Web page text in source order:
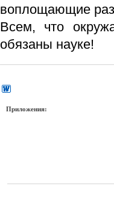
воплощающие
Всем, что
обязаны науке!
Приложения: